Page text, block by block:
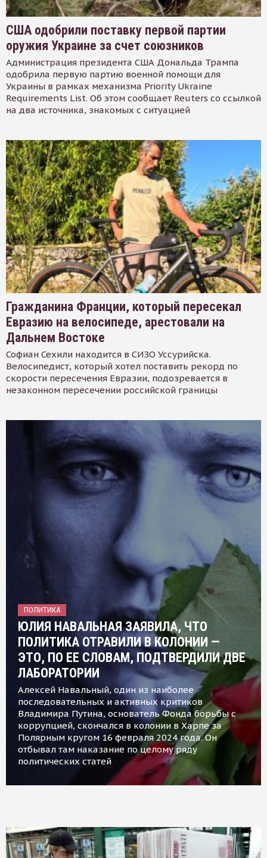
США одобрили поставку первой партии
оружия Украине за счет союзников
Администрация президента США Дональда Трампа
одобрила первую партию военной помощи для
Украины в рамках механизма Priority Ukraine
Requirements List. Об этом сообщает Reuters со ссылкой
на два источника, знакомых с ситуацией
Гражданина Франции, который пересекал
Евразию на велосипеде, арестовали на
Дальнем Востоке
Софиан Сехили находится в СИЗО Уссурийска.
Велосипедист, который хотел поставить рекорд по
скорости пересечения Евразии, подозревается в
незаконном пересечении российской границы
ПОЛИТИКА
ЮЛИЯ НАВАЛЬНАЯ ЗАЯВИЛА, ЧТО
ПОЛИТИКА ОТРАВИЛИ В КОЛОНИИ —
ЭТО, ПО ЕЕ СЛОВАМ, ПОДТВЕРДИЛИ ДВЕ
ЛАБОРАТОРИИ
Алексей Навальный, один из наиболее
последовательных и активных критиков
Владимира Путина, основатель Фонда борьбы с
коррупцией, скончался в колонии в Харпе за
Полярным кругом 16 февраля 2024 года. Он
отбывал там наказание по целому ряду
политических статей